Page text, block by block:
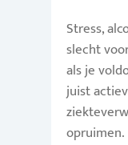
Stress,
slecht
als je
juist
opruimen.